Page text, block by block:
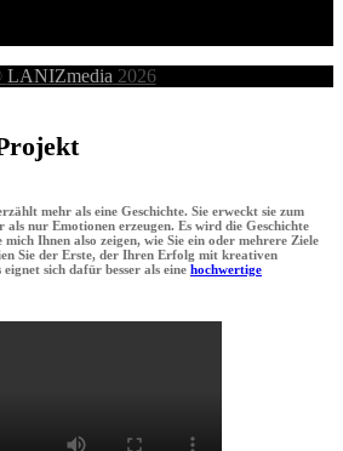
LANIZmedia 2026
mehr als eine Geschichte. Sie erweckt sie zum
als nur Emotionen erzeugen. Es wird die Geschichte
mich Ihnen also zeigen, wie Sie ein oder mehrere Ziele
Sie der Erste, der Ihren Erfolg mit kreativen
sich dafür besser als eine hochwertige